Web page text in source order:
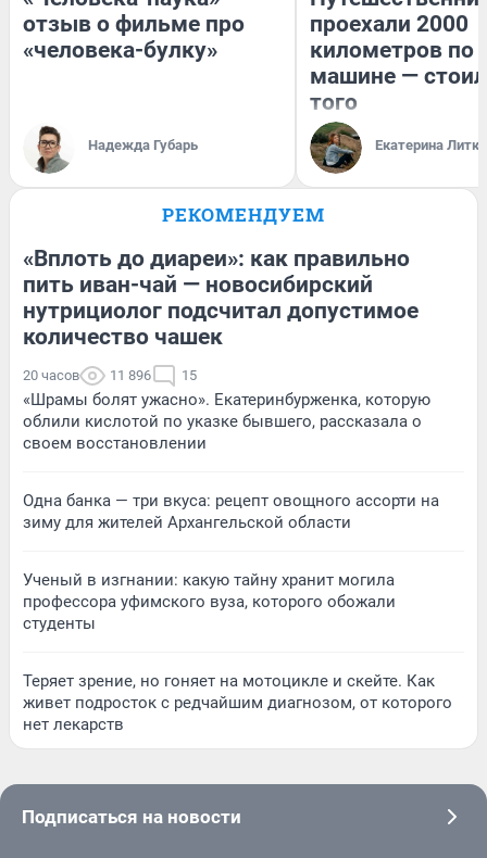
отзыв о фильме про
«человека-булку»
Надежда Губарь
проехали 2000
километров по
машине —
того
Екатерина
РЕКОМЕНДУЕМ
«Вплоть до диареи»: как правильно
пить иван-чай — новосибирский
нутрициолог подсчитал допустимое
количество чашек
20 часов 11 896 15
«Шрамы болят ужасно». Екатеринбурженка, которую
облили кислотой по указке бывшего, рассказала о
своем восстановлении
Одна банка — три вкуса: рецепт овощного ассорти на
зиму для жителей Архангельской области
Ученый в изгнании: какую тайну хранит могила
профессора уфимского вуза, которого обожали
студенты
Теряет зрение, но гоняет на мотоцикле и скейте. Как
живет подросток с редчайшим диагнозом, от которого
нет лекарств
Подписаться на новости